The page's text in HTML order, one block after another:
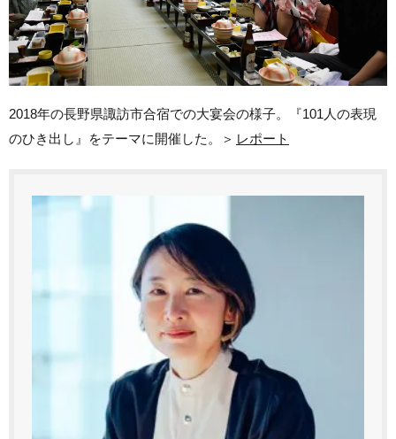
2018年の長野県諏訪市合宿での大宴会の様子。『101人の表現
のひき出し』をテーマに開催した。＞ レポート